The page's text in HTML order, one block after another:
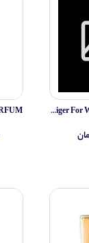
IRIB Espigan (altamir) Papilo tiger For Women and Men EDP